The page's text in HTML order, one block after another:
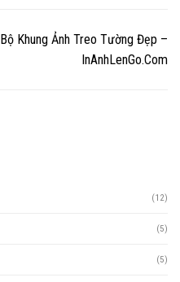
(12)
(5)
(5)
Bộ Khung Ảnh Treo Tường Đẹp –
InAnhLenGo.Com